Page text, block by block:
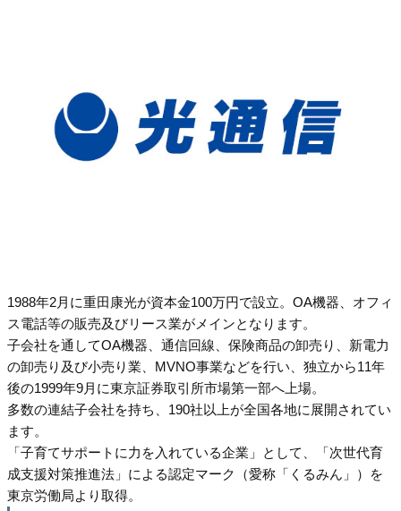
1988年2月に重田康光が資本金100万円で設立。OA機器、オフィ
ス電話等の販売及びリース業がメインとなります。
子会社を通してOA機器、通信回線、保険商品の卸売り、新電力
の卸売り及び小売り業、MVNO事業などを行い、独立から11年
後の1999年9月に東京証券取引所市場第一部へ上場。
多数の連結子会社を持ち、190社以上が全国各地に展開されてい
ます。
「子育てサポートに力を入れている企業」として、「次世代育
成支援対策推進法」による認定マーク（愛称「くるみん」）を
東京労働局より取得。